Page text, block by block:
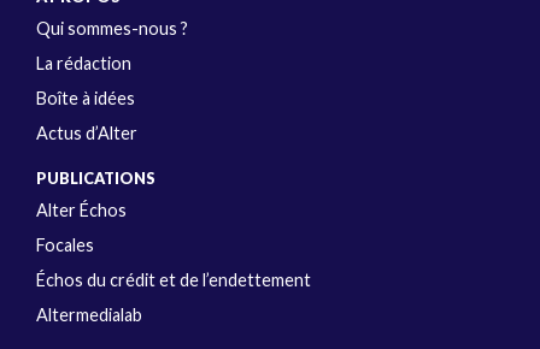
Qui sommes-nous ?
La rédaction
Boîte à idées
Actus d’Alter
PUBLICATIONS
Alter Échos
Focales
Échos du crédit et de l’endettement
Altermedialab